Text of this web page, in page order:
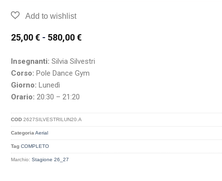
25,00€ - 580,00€
Insegnanti: Silvia Silvestri
Corso: Pole Dance Gym
Giorno: Lunedì
Orario: 20:30 – 21:20
COD2627SILVESTRILUN20.A
Categoria Aerial
Tag COMPLETO
Marchio:Stagione 26_27